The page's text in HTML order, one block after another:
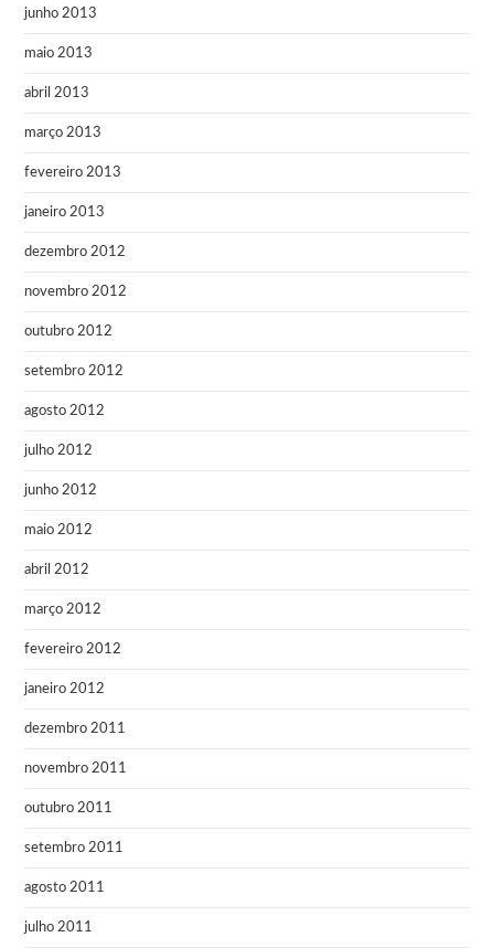
junho 2013
maio 2013
abril 2013
março 2013
fevereiro 2013
janeiro 2013
dezembro 2012
novembro 2012
outubro 2012
setembro 2012
agosto 2012
julho 2012
junho 2012
maio 2012
abril 2012
março 2012
fevereiro 2012
janeiro 2012
dezembro 2011
novembro 2011
outubro 2011
setembro 2011
agosto 2011
julho 2011